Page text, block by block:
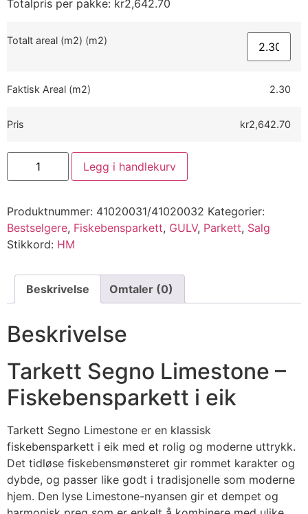
Totalpris per pakke: kr2,642.70
Totalt areal (m2) (m2)
Faktisk Areal (m2) 2.30
Pris kr2,642.70
Legg i handlekurv
Produktnummer: 41020031/41020032 Kategorier:
Bestselgere, Fiskebensparkett, GULV, Parkett, Salg
Stikkord: HM
Beskrivelse Omtaler (0)
Beskrivelse
Tarkett Segno Limestone –
Fiskebensparkett i eik
Tarkett Segno Limestone er en klassisk
fiskebensparkett i eik med et rolig og moderne uttrykk.
Det tidløse fiskebensmønsteret gir rommet karakter og
dybde, og passer like godt i tradisjonelle som moderne
hjem. Den lyse Limestone-nyansen gir et dempet og